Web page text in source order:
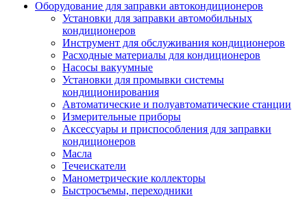
Оборудование для заправки автокондиционеров
Установки для заправки автомобильных
кондиционеров
Инструмент для обслуживания кондиционеров
Расходные материалы для кондиционеров
Насосы вакуумные
Установки для промывки системы
кондиционирования
Автоматические и полуавтоматические станции
Измерительные приборы
Аксессуары и приспособления для заправки
кондиционеров
Масла
Течеискатели
Манометрические коллекторы
Быстросъемы, переходники